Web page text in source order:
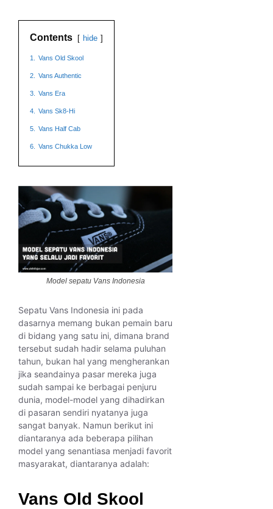
Contents hide
1. Vans Old Skool
2. Vans Authentic
3. Vans Era
4. Vans Sk8-Hi
5. Vans Half Cab
6. Vans Chukka Low
Model sepatu Vans Indonesia
Sepatu Vans Indonesia ini pada
dasarnya memang bukan pemain baru
di bidang yang satu ini, dimana brand
tersebut sudah hadir selama puluhan
tahun, bukan hal yang mengherankan
jika seandainya pasar mereka juga
sudah sampai ke berbagai penjuru
dunia, model-model yang dihadirkan
di pasaran sendiri nyatanya juga
sangat banyak. Namun berikut ini
diantaranya ada beberapa pilihan
model yang senantiasa menjadi favorit
masyarakat, diantaranya adalah:
Vans Old Skool